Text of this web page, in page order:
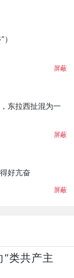
屏蔽
东拉西扯混为一
屏蔽
好亢奋
屏蔽
类共产主